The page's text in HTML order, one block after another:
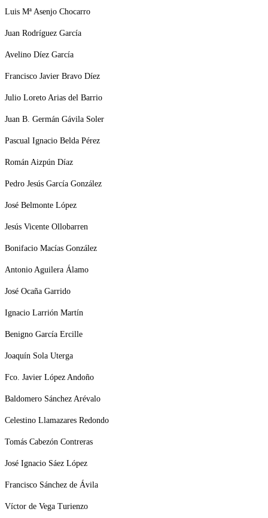
Luis Mª Asenjo Chocarro
Juan Rodríguez García
Avelino Díez García
Francisco Javier Bravo Díez
Julio Loreto Arias del Barrio
Juan B. Germán Gávila Soler
Pascual Ignacio Belda Pérez
Román Aizpún Díaz
Pedro Jesús García González
José Belmonte López
Jesús Vicente Ollobarren
Bonifacio Macías González
Antonio Aguilera Álamo
José Ocaña Garrido
Ignacio Larrión Martín
Benigno García Ercille
Joaquín Sola Uterga
Fco. Javier López Andoño
Baldomero Sánchez Arévalo
Celestino Llamazares Redondo
Tomás Cabezón Contreras
José Ignacio Sáez López
Francisco Sánchez de Ávila
Víctor de Vega Turienzo